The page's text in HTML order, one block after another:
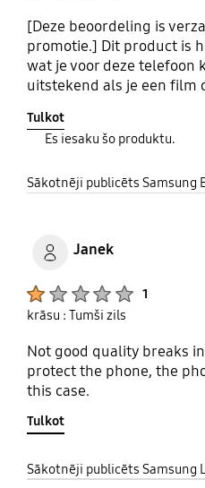
[Deze beoordeling is
promotie.] Dit product is
wat je voor deze telefoon
uitstekend als je een film
Tulkot
Es iesaku šo produktu.
Sākotnēji publicēts Samsung
Janek
1
krāsu : Tumši zils
Not good quality breaks
protect the phone, the
this case.
Tulkot
Sākotnēji publicēts Samsung